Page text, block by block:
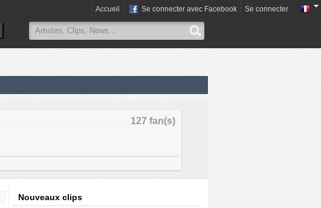
Accueil Se connecter avec Facebook Se connecter
127 fan(s)
Nouveaux clips